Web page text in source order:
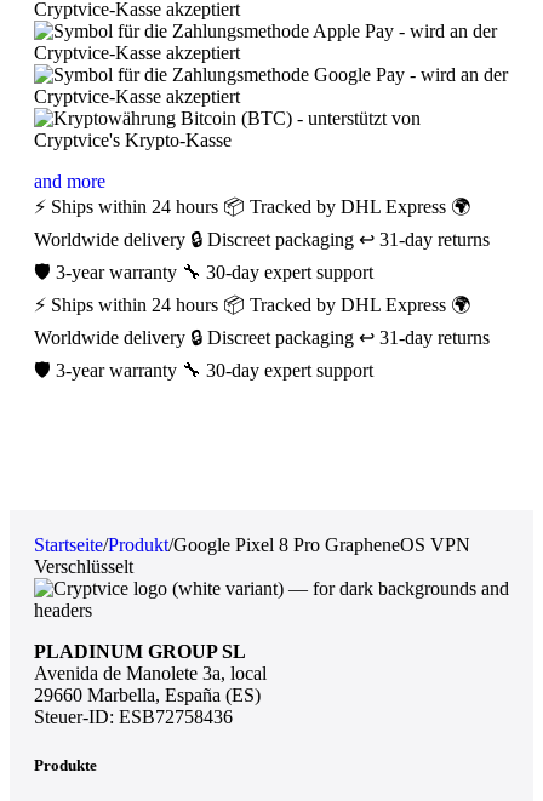
and more
⚡ Ships within 24 hours 📦 Tracked by DHL Express 🌍
Worldwide delivery 🔒 Discreet packaging ↩️ 31-day returns
🛡️ 3-year warranty 🔧 30-day expert support
⚡ Ships within 24 hours 📦 Tracked by DHL Express 🌍
Worldwide delivery 🔒 Discreet packaging ↩️ 31-day returns
🛡️ 3-year warranty 🔧 30-day expert support
Startseite/Produkt/Google Pixel 8 Pro GrapheneOS VPN
Verschlüsselt
PLADINUM GROUP SL
Avenida de Manolete 3a, local
29660 Marbella, España (ES)
Steuer-ID: ESB72758436
Produkte